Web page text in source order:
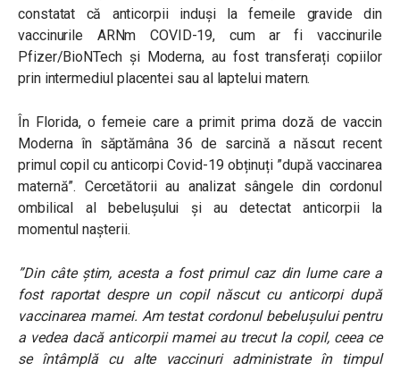
constatat că anticorpii induși la femeile gravide din
vaccinurile ARNm COVID-19, cum ar fi vaccinurile
Pfizer/BioNTech și Moderna, au fost transferați copiilor
prin intermediul placentei sau al laptelui matern.
În Florida, o femeie care a primit prima doză de vaccin
Moderna în săptămâna 36 de sarcină a născut recent
primul copil cu anticorpi Covid-19 obținuți ”după vaccinarea
maternă”. Cercetătorii au analizat sângele din cordonul
ombilical al bebelușului și au detectat anticorpii la
momentul nașterii.
”Din câte știm, acesta a fost primul caz din lume care a
fost raportat despre un copil născut cu anticorpi după
vaccinarea mamei. Am testat cordonul bebelușului pentru
a vedea dacă anticorpii mamei au trecut la copil, ceea ce
se întâmplă cu alte vaccinuri administrate în timpul